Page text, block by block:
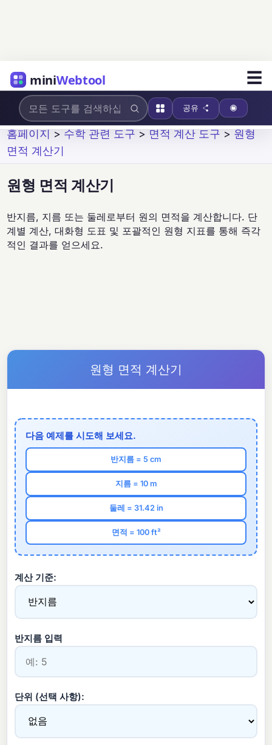
miniWebtool ☰
공유
홈페이지 > 수학 관련 도구 > 면적 계산 도구 > 원형
면적 계산기
원형 면적 계산기
반지름, 지름 또는 둘레로부터 원의 면적을 계산합니다. 단
계별 계산, 대화형 도표 및 포괄적인 원형 지표를 통해 즉각
적인 결과를 얻으세요.
원형 면적 계산기
다음 예제를 시도해 보세요.
반지름 = 5 cm
지름 = 10 m
둘레 = 31.42 in
면적 = 100 ft²
계산 기준:
반지름 입력
단위 (선택 사항):